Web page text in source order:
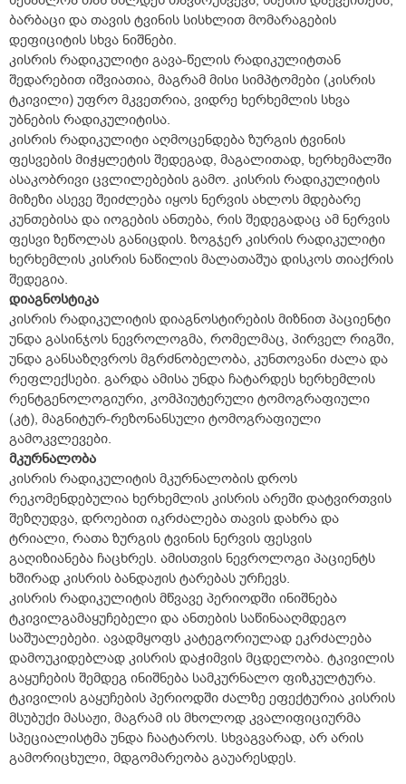
ბარბაცი და თავის ტვინის სისხლით მომარაგების
დეფიციტის სხვა ნიშნები.
კისრის რადიკულიტი გავა-წელის რადიკულიტთან
შედარებით იშვიათია, მაგრამ მისი სიმპტომები (კისრის
ტკივილი) უფრო მკვეთრია, ვიდრე ხერხემლის სხვა
უბნების რადიკულიტისა.
კისრის რადიკულიტი აღმოცენდება ზურგის ტვინის
ფესვების მიჭყლეტის შედეგად, მაგალითად, ხერხემალში
ასაკობრივი ცვლილებების გამო. კისრის რადიკულიტის
მიზეზი ასევე შეიძლება იყოს ნერვის ახლოს მდებარე
კუნთებისა და იოგების ანთება, რის შედეგადაც ამ ნერვის
ფესვი ზეწოლას განიცდის. ზოგჯერ კისრის რადიკულიტი
ხერხემლის კისრის ნაწილის მალათაშუა დისკოს თიაქრის
შედეგია.
დიაგნოსტიკა
კისრის რადიკულიტის დიაგნოსტირების მიზნით პაციენტი
უნდა გასინჯოს ნევროლოგმა, რომელმაც, პირველ რიგში,
უნდა განსაზღვროს მგრძნობელობა, კუნთოვანი ძალა და
რეფლექსები. გარდა ამისა უნდა ჩატარდეს ხერხემლის
რენტგენოლოგიური, კომპიუტერული ტომოგრაფიული
(კტ), მაგნიტურ-რეზონანსული ტომოგრაფიული
გამოკვლევები.
მკურნალობა
კისრის რადიკულიტის მკურნალობის დროს
რეკომენდებულია ხერხემლის კისრის არეში დატვირთვის
შეზღუდვა, დროებით იკრძალება თავის დახრა და
ტრიალი, რათა ზურგის ტვინის ნერვის ფესვის
გაღიზიანება ჩაცხრეს. ამისთვის ნევროლოგი პაციენტს
ხშირად კისრის ბანდაჟის ტარებას ურჩევს.
კისრის რადიკულიტის მწვავე პერიოდში ინიშნება
ტკივილგამაყუჩებელი და ანთების საწინააღმდეგო
საშუალებები. ავადმყოფს კატეგორიულად ეკრძალება
დამოუკიდებლად კისრის დაჭიმვის მცდელობა. ტკივილის
გაყუჩების შემდეგ ინიშნება სამკურნალო ფიზკულტურა.
ტკივილის გაყუჩების პერიოდში ძალზე ეფექტურია კისრის
მსუბუქი მასაჟი, მაგრამ ის მხოლოდ კვალიფიციურმა
სპეციალისტმა უნდა ჩაატაროს. სხვაგვარად, არ არის
გამორიცხული, მდგომარეობა გაუარესდეს.